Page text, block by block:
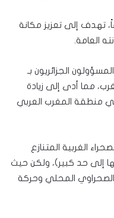
تهدف إلى تعزيز مكانة
العامة.
الجزائريون بـ
مما أدى إلى زيادة
في منطقة المغرب العربي
الغربية المتنازع
إلى حد كبير)، ولكن حيث
الصحراوي المحلي وحركة